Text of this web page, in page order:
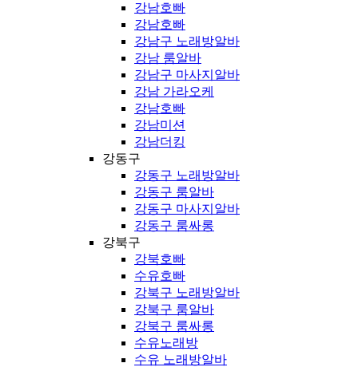
강남호빠
강남호빠
강남구 노래방알바
강남 룸알바
강남구 마사지알바
강남 가라오케
강남호빠
강남미션
강남더킹
강동구
강동구 노래방알바
강동구 룸알바
강동구 마사지알바
강동구 룸싸롱
강북구
강북호빠
수유호빠
강북구 노래방알바
강북구 룸알바
강북구 룸싸롱
수유노래방
수유 노래방알바